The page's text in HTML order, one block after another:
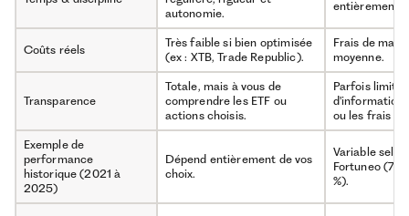
autonomie.
entièrement
Coûts réels
Très faible si bien optimisée
(ex : XTB, Trade Republic).
Frais de
moyenne.
Transparence
Totale, mais à vous de
comprendre les ETF ou
actions choisis.
Parfois
ou les frais
Exemple de
performance
historique (2021 à
2025)
Dépend entièrement de vos
choix.
Variable
Fortuneo (7,6
%).